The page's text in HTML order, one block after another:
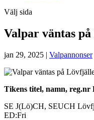
Välj sida
Valpar väntas
jan 29, 2025 | Valpannonser
Tikens titel, namn, reg.nr
SE J(Lö)CH, SEUCH
ED:Fri